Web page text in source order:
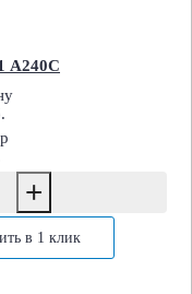
А240С
+
в 1 клик